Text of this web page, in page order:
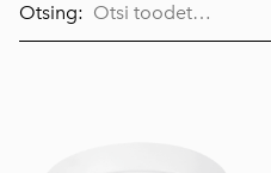
Otsing: